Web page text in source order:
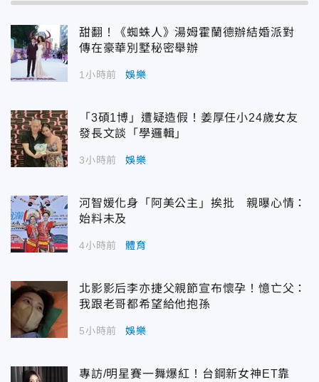
甜翻！《蜘蛛人》湯姆霍蘭德辦結婚派對
傳在豪華別墅秘密舉辦
1小時前 娛樂
「3碩1博」遭疑造假！姜厚任小24歲女友
發長文談「學邏輯」
3小時前 娛樂
河智媛化身「阿美公主」挨批 親曝心情：
始料未及
4小時前 體育
北影影后李亦捷父親節宣布懷孕！憶亡父：
我跟老哥都希望給他抱孫
5小時前 娛樂
專訪/明星賽一舞爆紅！台鋼新女神ET靠